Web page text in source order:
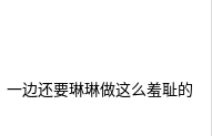
边还要琳琳做这么羞耻的